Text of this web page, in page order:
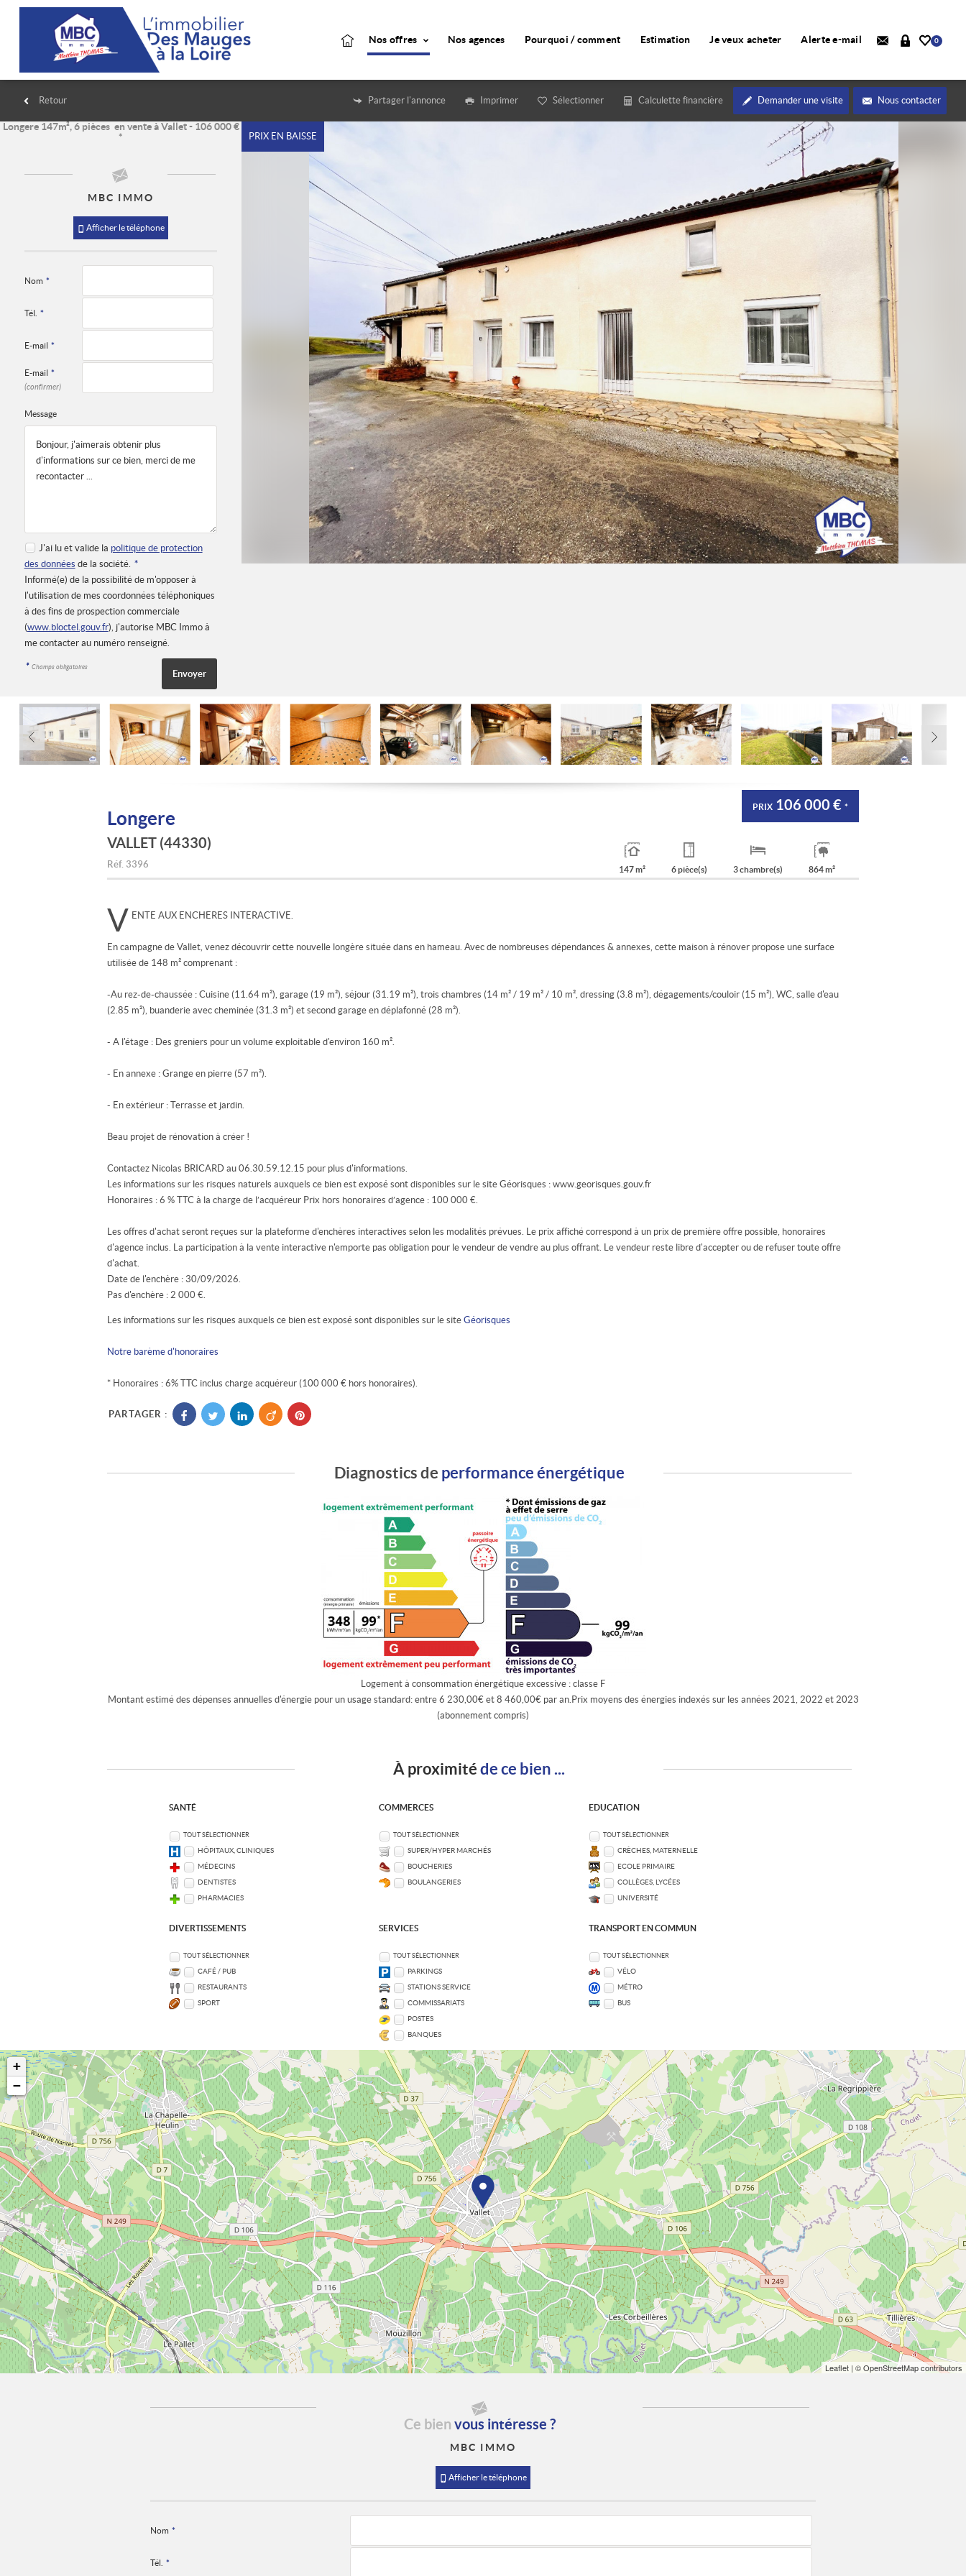
Nos offres Nos agences Pourquoi / comment Estimation Je veux acheter Alerte e-mail 0
Retour Partager l'annonce Imprimer Sélectionner Calculette financière Demander une visite Nous contacter
Longere147m², 6 pièces en vente à Vallet - 106 000 €
*
MBC IMMO
Afficher le téléphone
Nom *
Tél. *
E-mail *
E-mail *
(confirmer)
Message
J'ai lu et valide la politique de protection
des données de la société. *
Informé(e) de la possibilité de m'opposer à
l'utilisation de mes coordonnées téléphoniques
à des fins de prospection commerciale
(www.bloctel.gouv.fr), j'autorise MBC Immo à
me contacter au numéro renseigné.
* Champs obligatoires
PRIX EN BAISSE
PRIX 106 000 €*
Longere
VALLET (44330)
Réf. 3396 147 m² 6 pièce(s) 3 chambre(s) 864 m²
V ENTE AUX ENCHERES INTERACTIVE.
En campagne de Vallet, venez découvrir cette nouvelle longère située dans en hameau. Avec de nombreuses dépendances & annexes, cette maison à rénover propose une surface
utilisée de 148 m² comprenant :
-Au rez-de-chaussée : Cuisine (11.64 m²), garage (19 m²), séjour (31.19 m²), trois chambres (14 m² / 19 m² / 10 m², dressing (3.8 m²), dégagements/couloir (15 m²), WC, salle d'eau
(2.85 m²), buanderie avec cheminée (31.3 m²) et second garage en déplafonné (28 m²).
- A l'étage : Des greniers pour un volume exploitable d'environ 160 m².
- En annexe : Grange en pierre (57 m²).
- En extérieur : Terrasse et jardin.
Beau projet de rénovation à créer !
Contactez Nicolas BRICARD au 06.30.59.12.15 pour plus d'informations.
Les informations sur les risques naturels auxquels ce bien est exposé sont disponibles sur le site Géorisques : www.georisques.gouv.fr
Honoraires : 6 % TTC à la charge de l’acquéreur Prix hors honoraires d’agence : 100 000 €.
Les offres d'achat seront reçues sur la plateforme d'enchères interactives selon les modalités prévues. Le prix affiché correspond à un prix de première offre possible, honoraires
d'agence inclus. La participation à la vente interactive n'emporte pas obligation pour le vendeur de vendre au plus offrant. Le vendeur reste libre d'accepter ou de refuser toute offre
d'achat.
Date de l'enchère : 30/09/2026.
Pas d'enchère : 2 000 €.
Les informations sur les risques auxquels ce bien est exposé sont disponibles sur le site Géorisques
Notre barème d'honoraires
* Honoraires : 6% TTC inclus charge acquéreur (100 000 € hors honoraires).
PARTAGER :
Diagnostics de performance énergétique
Logement à consommation énergétique excessive : classe F
Montant estimé des dépenses annuelles d'énergie pour un usage standard: entre 6 230,00€ et 8 460,00€ par an.Prix moyens des énergies indexés sur les années 2021, 2022 et 2023
(abonnement compris)
À proximitéde ce bien ...
SANTÉ
TOUT SÉLECTIONNER
HÔPITAUX, CLINIQUES
MÉDECINS
DENTISTES
PHARMACIES
COMMERCES
TOUT SÉLECTIONNER
SUPER/HYPER MARCHÉS
BOUCHERIES
BOULANGERIES
EDUCATION
TOUT SÉLECTIONNER
CRÈCHES, MATERNELLE
ECOLE PRIMAIRE
COLLÈGES, LYCÉES
UNIVERSITÉ
DIVERTISSEMENTS
TOUT SÉLECTIONNER
CAFÉ / PUB
RESTAURANTS
SPORT
SERVICES
TOUT SÉLECTIONNER
PARKINGS
STATIONS SERVICE
COMMISSARIATS
POSTES
BANQUES
TRANSPORT EN COMMUN
TOUT SÉLECTIONNER
VÉLO
MÉTRO
BUS
+
−
Leaflet | © OpenStreetMap contributors
Ce bien vous intéresse ?
MBC IMMO
Afficher le téléphone
Nom *
Tél. *